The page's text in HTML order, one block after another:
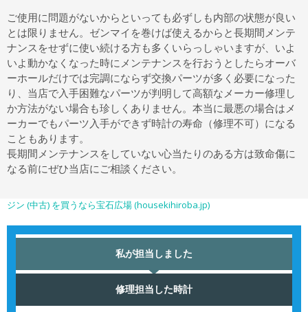
ご使用に問題がないからといっても必ずしも内部の状態が良い
とは限りません。ゼンマイを巻けば使えるからと長期間メンテ
ナンスをせずに使い続ける方も多くいらっしゃいますが、いよ
いよ動かなくなった時にメンテナンスを行おうとしたらオーバ
ーホールだけでは完調にならず交換パーツが多く必要になった
り、当店で入手困難なパーツが判明して高額なメーカー修理し
か方法がない場合も珍しくありません。本当に最悪の場合はメ
ーカーでもパーツ入手ができず時計の寿命（修理不可）になる
こともあります。
長期間メンテナンスをしていない心当たりのある方は致命傷に
なる前にぜひ当店にご相談ください。
ジン (中古) を買うなら宝石広場 (housekihiroba.jp)
私が担当しました
修理担当した時計